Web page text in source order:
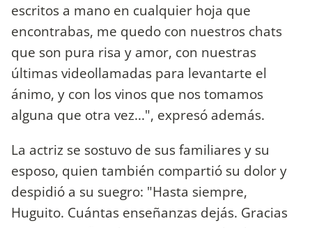
escritos a mano en cualquier hoja que
encontrabas, me quedo con nuestros chats
que son pura risa y amor, con nuestras
últimas videollamadas para levantarte el
ánimo, y con los vinos que nos tomamos
alguna que otra vez...", expresó además.
La actriz se sostuvo de sus familiares y su
esposo, quien también compartió su dolor y
despidió a su suegro: "Hasta siempre,
Huguito. Cuántas enseñanzas dejás. Gracias